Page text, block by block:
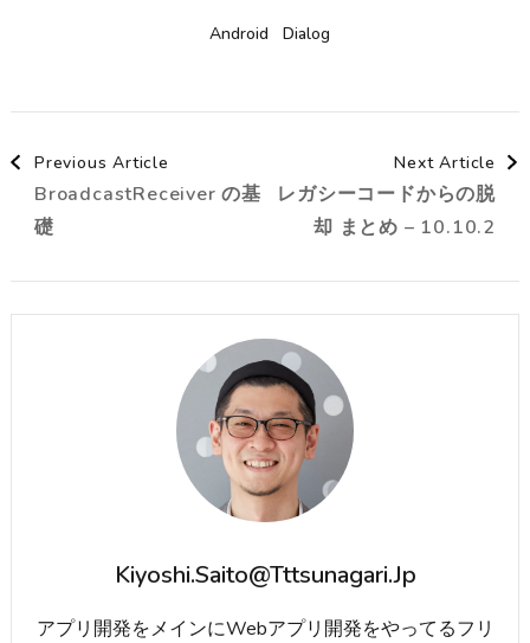
Android Dialog
Post
Navigation
Previous Article
BroadcastReceiver の基
礎
Next Article
レガシーコードからの脱
却 まとめ – 10.10.2
Kiyoshi.saito@tttsunagari.jp
アプリ開発をメインにWebアプリ開発をやってるフリ